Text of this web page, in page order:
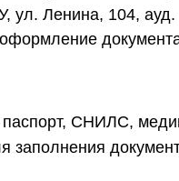
ул. Ленина, 104,
СНИЛС,
заполнения